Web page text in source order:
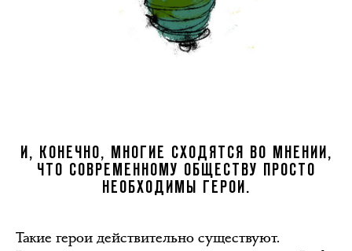
И, КОНЕЧНО, МНОГИЕ СХОДЯТСЯ ВО МНЕНИИ,
ЧТО СОВРЕМЕННОМУ ОБЩЕСТВУ ПРОСТО
НЕОБХОДИМЫ ГЕРОИ.
Такие герои действительно существуют.